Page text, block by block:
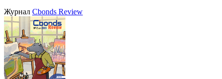
Журнал Cbonds Review